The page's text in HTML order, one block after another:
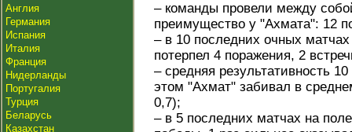
Англия
Германия
Испания
Италия
Франция
Нидерланды
Португалия
Турция
Беларусь
Казахстан
– команды провели между
преимущество у "Ахмата": 12
– в 10 последних очных
потерпел 4 поражения, 2
– средняя результативность
этом "Ахмат" забивал в
0,7);
– в 5 последних матчах на